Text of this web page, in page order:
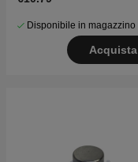
Disponibile in magazzino
Acquista